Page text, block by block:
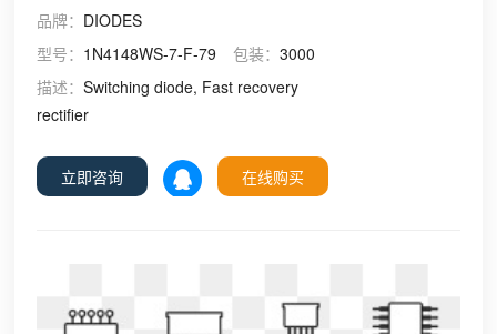
品牌： DIODES
型号： 1N4148WS-7-F-79 包装：3000
描述：Switching diode, Fast recovery
rectifier
立即咨询 在线购买